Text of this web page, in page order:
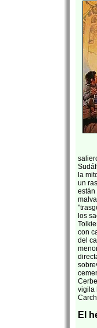
la
un
están
los
con
del
vigila
El